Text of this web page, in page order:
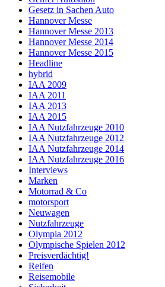
Gesetz in Sachen Auto
Hannover Messe
Hannover Messe 2013
Hannover Messe 2014
Hannover Messe 2015
Headline
hybrid
IAA 2009
IAA 2011
IAA 2013
IAA 2015
IAA Nutzfahrzeuge 2010
IAA Nutzfahrzeuge 2012
IAA Nutzfahrzeuge 2014
IAA Nutzfahrzeuge 2016
Interviews
Marken
Motorrad & Co
motorsport
Neuwagen
Nutzfahrzeuge
Olympia 2012
Olympische Spielen 2012
Preisverdächtig!
Reifen
Reisemobile